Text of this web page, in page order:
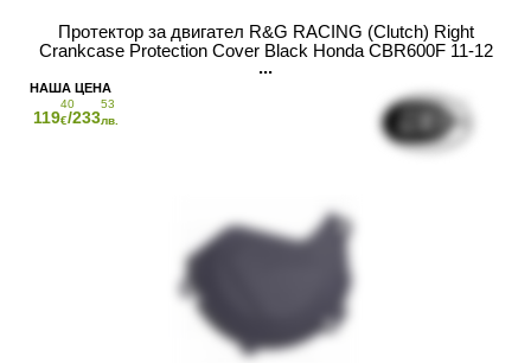
Протектор за двигател R&G RACING (Clutch) Right
Crankcase Protection Cover Black Honda CBR600F 11-12
119
40
€/233
53
лв.